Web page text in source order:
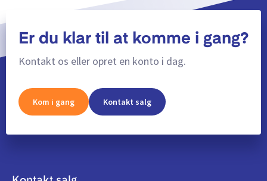
Er du klar til at komme i gang?
Kontakt os eller opret en konto i dag.
Kom i gang Kontakt salg